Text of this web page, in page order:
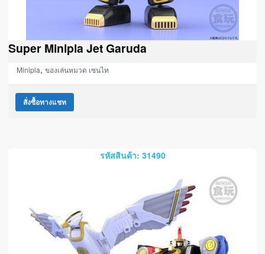
Super Minipla Jet Garuda
Minipla, ของเล่นหมวด เซนไท
สั่งซื้อทางแชท
รหัสสินค้า: 31490